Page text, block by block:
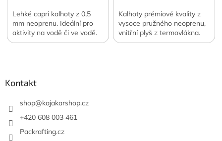
Lehké capri kalhoty z 0,5
mm neoprenu. Ideální pro
aktivity na vodě či ve vodě.
Kalhoty prémiové kvality z
vysoce pružného neoprenu,
vnitřní plyš z termovlákna.
Kontakt
shop@kajakarshop.cz
+420 608 003 461
Packrafting.cz